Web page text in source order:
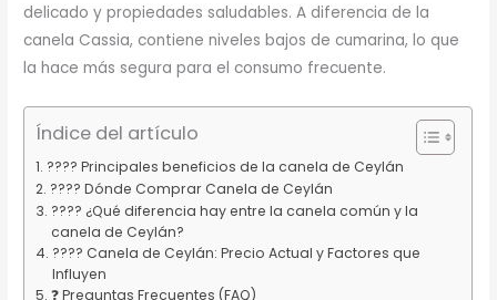
delicado y propiedades saludables. A diferencia de la
canela Cassia, contiene niveles bajos de cumarina, lo que
la hace más segura para el consumo frecuente.
Índice del artículo
???? Principales beneficios de la canela de Ceylán
???? Dónde Comprar Canela de Ceylán
???? ¿Qué diferencia hay entre la canela común y la
canela de Ceylán?
???? Canela de Ceylán: Precio Actual y Factores que
Influyen
❓ Preguntas Frecuentes (FAQ)